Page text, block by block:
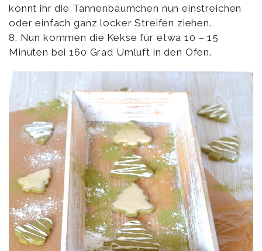
könnt ihr die Tannenbäumchen nun einstreichen
oder einfach ganz locker Streifen ziehen.
8. Nun kommen die Kekse für etwa 10 – 15
Minuten bei 160 Grad Umluft in den Ofen.